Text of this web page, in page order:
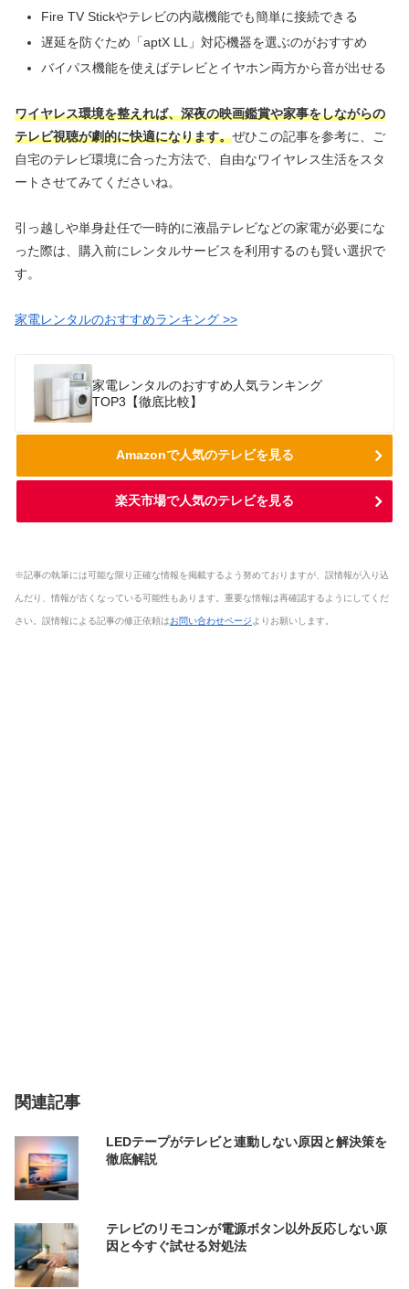
Fire TV Stickやテレビの内蔵機能でも簡単に接続できる
遅延を防ぐため「aptX LL」対応機器を選ぶのがおすすめ
バイパス機能を使えばテレビとイヤホン両方から音が出せる
ワイヤレス環境を整えれば、深夜の映画鑑賞や家事をしながらの
テレビ視聴が劇的に快適になります。ぜひこの記事を参考に、ご
自宅のテレビ環境に合った方法で、自由なワイヤレス生活をスタ
ートさせてみてくださいね。
引っ越しや単身赴任で一時的に液晶テレビなどの家電が必要にな
った際は、購入前にレンタルサービスを利用するのも賢い選択で
す。
家電レンタルのおすすめランキング >>
家電レンタルのおすすめ人気ランキング
TOP3【徹底比較】
Amazonで人気のテレビを見る
楽天市場で人気のテレビを見る
※記事の執筆には可能な限り正確な情報を掲載するよう努めておりますが、誤情報が入り込
んだり、情報が古くなっている可能性もあります。重要な情報は再確認するようにしてくだ
さい。誤情報による記事の修正依頼はお問い合わせページよりお願いします。
関連記事
LEDテープがテレビと連動しない原因と解決策を
徹底解説
テレビのリモコンが電源ボタン以外反応しない原
因と今すぐ試せる対処法